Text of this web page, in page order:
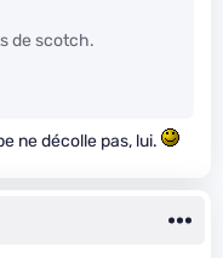
de scotch.
ne décolle pas, lui.